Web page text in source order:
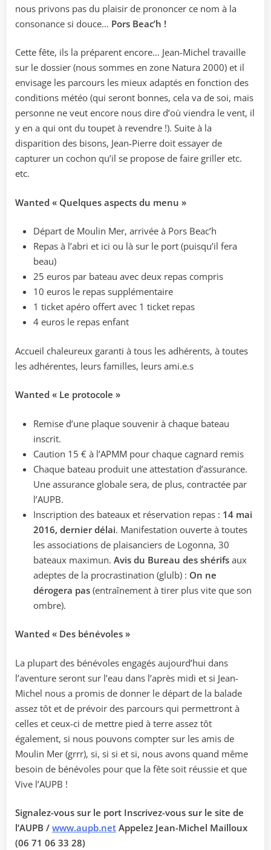
nous privons pas du plaisir de prononcer ce nom à la
consonance si douce… Pors Beac’h !
Cette fête, ils la préparent encore… Jean-Michel travaille
sur le dossier (nous sommes en zone Natura 2000) et il
envisage les parcours les mieux adaptés en fonction des
conditions météo (qui seront bonnes, cela va de soi, mais
personne ne veut encore nous dire d’où viendra le vent, il
y en a qui ont du toupet à revendre !). Suite à la
disparition des bisons, Jean-Pierre doit essayer de
capturer un cochon qu’il se propose de faire griller etc.
etc.
Wanted « Quelques aspects du menu »
Départ de Moulin Mer, arrivée à Pors Beac’h
Repas à l’abri et ici ou là sur le port (puisqu’il fera
beau)
25 euros par bateau avec deux repas compris
10 euros le repas supplémentaire
1 ticket apéro offert avec 1 ticket repas
4 euros le repas enfant
Accueil chaleureux garanti à tous les adhérents, à toutes
les adhérentes, leurs familles, leurs ami.e.s
Wanted « Le protocole »
Remise d’une plaque souvenir à chaque bateau
inscrit.
Caution 15 € à l’APMM pour chaque cagnard remis
Chaque bateau produit une attestation d’assurance.
Une assurance globale sera, de plus, contractée par
l’AUPB.
Inscription des bateaux et réservation repas : 14 mai
2016, dernier délai. Manifestation ouverte à toutes
les associations de plaisanciers de Logonna, 30
bateaux maximun. Avis du Bureau des shérifs aux
adeptes de la procrastination (glulb) : On ne
dérogera pas (entraînement à tirer plus vite que son
ombre).
Wanted « Des bénévoles »
La plupart des bénévoles engagés aujourd’hui dans
l’aventure seront sur l’eau dans l’après midi et si Jean-
Michel nous a promis de donner le départ de la balade
assez tôt et de prévoir des parcours qui permettront à
celles et ceux-ci de mettre pied à terre assez tôt
également, si nous pouvons compter sur les amis de
Moulin Mer (grrr), si, si si et si, nous avons quand même
besoin de bénévoles pour que la fête soit réussie et que
Vive l’AUPB !
Signalez-vous sur le port Inscrivez-vous sur le site de
l’AUPB / www.aupb.net Appelez Jean-Michel Mailloux
(06 71 06 33 28)